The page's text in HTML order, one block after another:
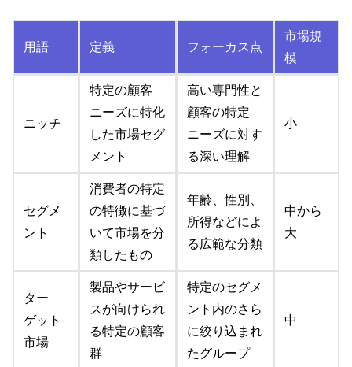
用語 定義 フォーカス点
市場規
模
ニッチ
特定の顧客
ニーズに特化
した市場セグ
メント
高い専門性と
顧客の特定
ニーズに対す
る深い理解
小
セグメ
ント
消費者の特定
の特徴に基づ
いて市場を分
類したもの
年齢、性別、
所得などによ
る広範な分類
中から
大
ター
ゲット
市場
製品やサービ
スが向けられ
る特定の顧客
群
特定のセグメ
ント内のさら
に絞り込まれ
たグループ
中